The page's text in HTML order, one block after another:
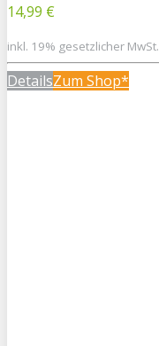
14,99 €
inkl. 19% gesetzlicher MwSt.
DetailsZum Shop*